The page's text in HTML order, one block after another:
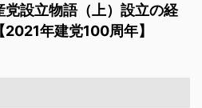
党設立物語（上）設立の経
2021年建党100周年】